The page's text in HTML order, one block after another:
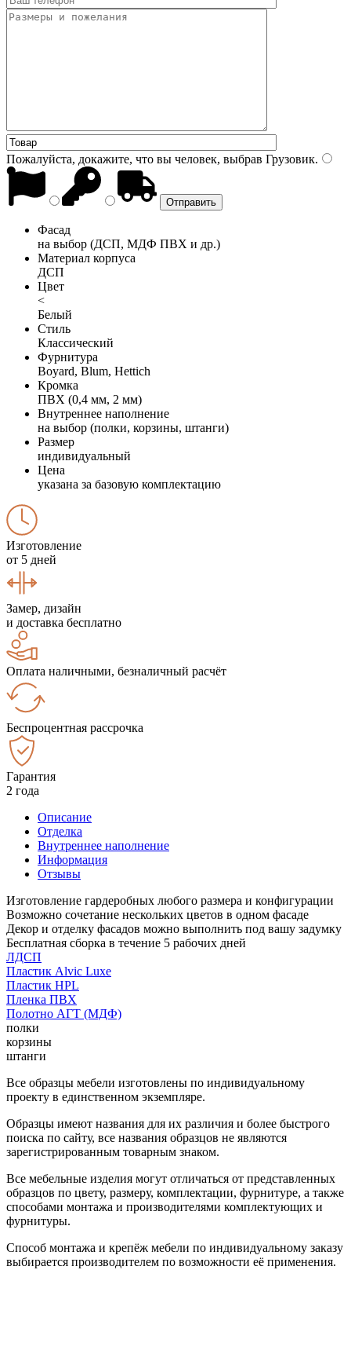
Пожалуйста, докажите, что вы человек, выбрав Грузовик.
Фасад
на выбор (ДСП, МДФ ПВХ и др.)
Материал корпуса
ДСП
Цвет
<
Белый
Стиль
Классический
Фурнитура
Boyard, Blum, Hettich
Кромка
ПВХ (0,4 мм, 2 мм)
Внутреннее наполнение
на выбор (полки, корзины, штанги)
Размер
индивидуальный
Цена
указана за базовую комплектацию
Изготовление
от 5 дней
Замер, дизайн
и доставка бесплатно
Оплата наличными, безналичный расчёт
Беспроцентная рассрочка
Гарантия
2 года
Описание
Отделка
Внутреннее наполнение
Информация
Отзывы
Изготовление гардеробных любого размера и конфигурации
Возможно сочетание нескольких цветов в одном фасаде
Декор и отделку фасадов можно выполнить под вашу задумку
Бесплатная сборка в течение 5 рабочих дней
ЛДСП
Пластик Alvic Luxe
Пластик HPL
Пленка ПВХ
Полотно АГТ (МДФ)
полки
корзины
штанги
Все образцы мебели изготовлены по индивидуальному
проекту в единственном экземпляре.
Образцы имеют названия для их различия и более быстрого
поиска по сайту, все названия образцов не являются
зарегистрированным товарным знаком.
Все мебельные изделия могут отличаться от представленных
образцов по цвету, размеру, комплектации, фурнитуре, а также
способами монтажа и производителями комплектующих и
фурнитуры.
Способ монтажа и крепёж мебели по индивидуальному заказу
выбирается производителем по возможности её применения.